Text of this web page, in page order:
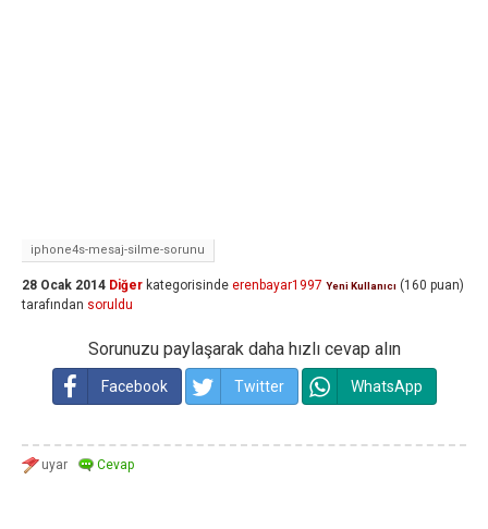
iphone4s-mesaj-silme-sorunu
28 Ocak 2014 Diğer kategorisinde erenbayar1997 Yeni Kullanıcı (160 puan)
tarafından soruldu
Sorunuzu paylaşarak daha hızlı cevap alın
Facebook Twitter WhatsApp